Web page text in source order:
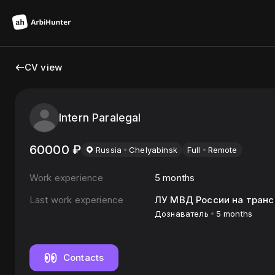
CV view
Intern Paralegal
60000 ₽ Russia Chelyabinsk Full Remote
Work experience
5 months
Last work experience
ЛУ МВД России на
Дознаватель 5 months
Contacts